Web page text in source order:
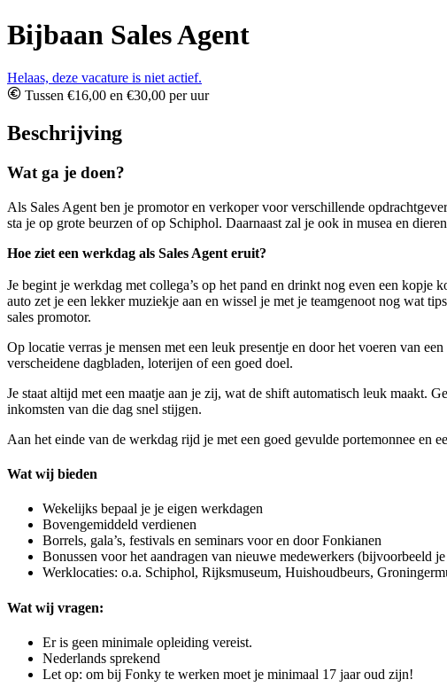
Bijbaan Sales Agent
Helaas, deze vacature is niet actief.
Tussen €16,00 en €30,00 per uur
Beschrijving
Wat ga je doen?
Als Sales Agent ben je promotor en verkoper voor verschillende
sta je op grote beurzen of op Schiphol. Daarnaast zal je ook in musea en
Hoe ziet een werkdag als Sales Agent eruit?
Je begint je werkdag met collega’s op het pand en drinkt nog even een
auto zet je een lekker muziekje aan en wissel je met je teamgenoot nog wat
sales promotor.
Op locatie verras je mensen met een leuk presentje en door het voeren van
verscheidene dagbladen, loterijen of een goed doel.
Je staat altijd met een maatje aan je zij, wat de shift automatisch leuk maakt.
inkomsten van die dag snel stijgen.
Aan het einde van de werkdag rijd je met een goed gevulde portemonnee en
Wat wij bieden
Wekelijks bepaal je je eigen werkdagen
Bovengemiddeld verdienen
Borrels, gala’s, festivals en seminars voor en door Fonkianen
Bonussen voor het aandragen van nieuwe medewerkers (bijvoorbeeld
Werklocaties: o.a. Schiphol, Rijksmuseum, Huishoudbeurs,
Wat wij vragen:
Er is geen minimale opleiding vereist.
Nederlands sprekend
Let op: om bij Fonky te werken moet je minimaal 17 jaar oud zijn!